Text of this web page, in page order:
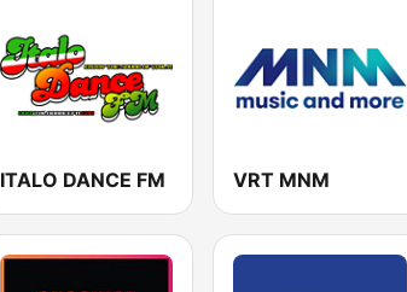
ITALO DANCE FM VRT MNM